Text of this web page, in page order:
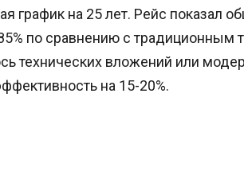
график на 25 лет. Рейс показал
по сравнению с традиционным
технических вложений или
на 15-20%.